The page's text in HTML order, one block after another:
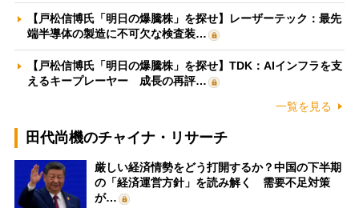
【戸松信博氏「明日の爆騰株」を探せ】レーザーテック：最先
端半導体の製造に不可欠な検査装…
【戸松信博氏「明日の爆騰株」を探せ】TDK：AIインフラを支
えるキープレーヤー 成長の再評…
一覧を見る
田代尚機のチャイナ・リサーチ
厳しい経済情勢をどう打開するか？中国の下半期
の「経済運営方針」を読み解く 需要不足対策
が…